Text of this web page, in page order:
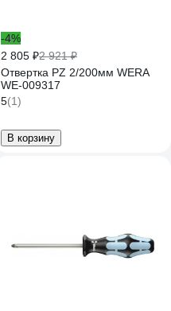
-4%
2 805 ₽2 921 ₽
Отвертка PZ 2/200мм WERA
WE-009317
5(1)
В корзину